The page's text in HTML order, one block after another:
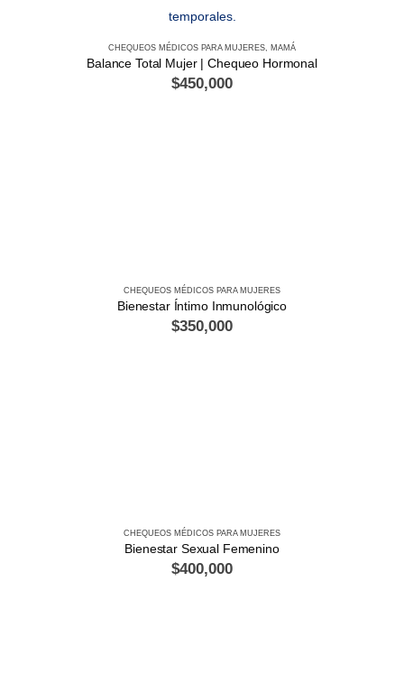
CHEQUEOS MÉDICOS PARA MUJERES MAMÁ
Balance Total Mujer | Chequeo Hormonal
$450,000
CHEQUEOS MÉDICOS PARA MUJERES
Bienestar Íntimo Inmunológico
$350,000
CHEQUEOS MÉDICOS PARA MUJERES
Bienestar Sexual Femenino
$400,000